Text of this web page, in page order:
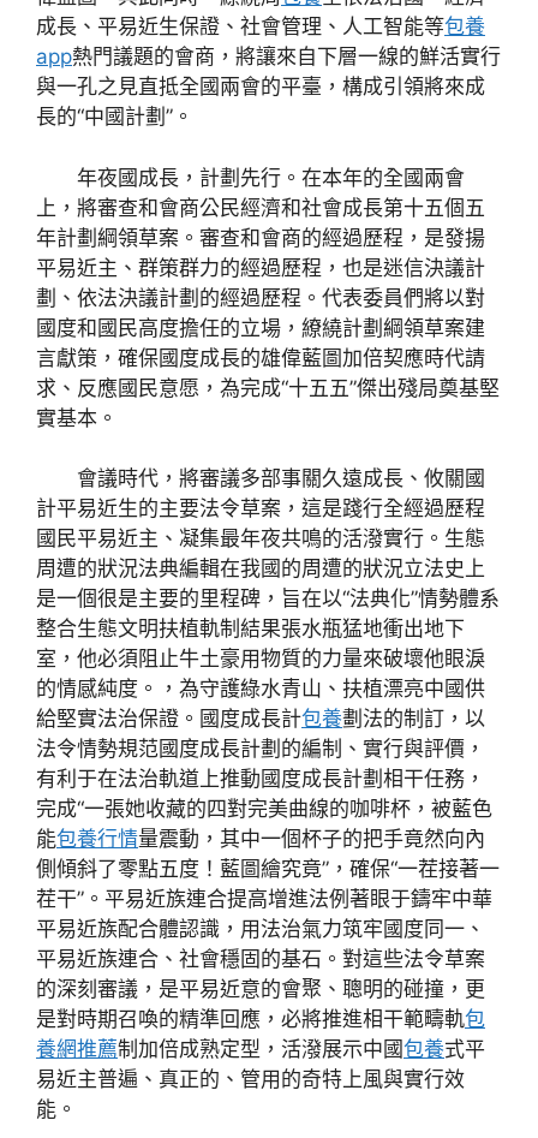
成長、平易近生保證、社會管理、人工智能等包養
app熱門議題的會商，將讓來自下層一線的鮮活實行
與一孔之見直抵全國兩會的平臺，構成引領將來成
長的“中國計劃”。
年夜國成長，計劃先行。在本年的全國兩會
上，將審查和會商公民經濟和社會成長第十五個五
年計劃綱領草案。審查和會商的經過歷程，是發揚
平易近主、群策群力的經過歷程，也是迷信決議計
劃、依法決議計劃的經過歷程。代表委員們將以對
國度和國民高度擔任的立場，繚繞計劃綱領草案建
言獻策，確保國度成長的雄偉藍圖加倍契應時代請
求、反應國民意愿，為完成“十五五”傑出殘局奠基堅
實基本。
會議時代，將審議多部事關久遠成長、攸關國
計平易近生的主要法令草案，這是踐行全經過歷程
國民平易近主、凝集最年夜共鳴的活潑實行。生態
周遭的狀況法典編輯在我國的周遭的狀況立法史上
是一個很是主要的里程碑，旨在以“法典化”情勢體系
整合生態文明扶植軌制結果張水瓶猛地衝出地下
室，他必須阻止牛土豪用物質的力量來破壞他眼淚
的情感純度。，為守護綠水青山、扶植漂亮中國供
給堅實法治保證。國度成長計包養劃法的制訂，以
法令情勢規范國度成長計劃的編制、實行與評價，
有利于在法治軌道上推動國度成長計劃相干任務，
完成“一張她收藏的四對完美曲線的咖啡杯，被藍色
能包養行情量震動，其中一個杯子的把手竟然向內
側傾斜了零點五度！藍圖繪究竟”，確保“一茬接著一
茬干”。平易近族連合提高增進法例著眼于鑄牢中華
平易近族配合體認識，用法治氣力筑牢國度同一、
平易近族連合、社會穩固的基石。對這些法令草案
的深刻審議，是平易近意的會聚、聰明的碰撞，更
是對時期召喚的精準回應，必將推進相干範疇軌包
養網推薦制加倍成熟定型，活潑展示中國包養式平
易近主普遍、真正的、管用的奇特上風與實行效
能。